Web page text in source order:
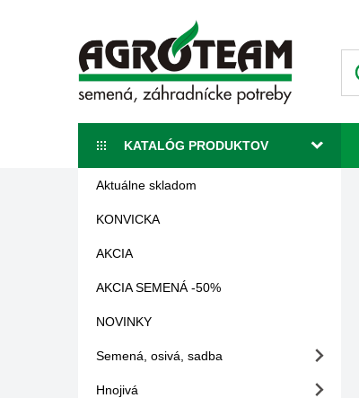
KATALÓG PRODUKTOV
Aktuálne skladom
KONVICKA
AKCIA
AKCIA SEMENÁ -50%
NOVINKY
Semená, osivá, sadba
Hnojivá